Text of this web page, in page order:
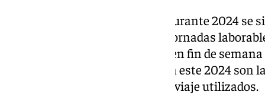
El promedio de viajeros anual durante 2024 se
frente a los 55.970 de 2023. En jornadas
usuarios por día, mientras que en fin de
que han continuado estables en este 2024 son
desplazamientos por títulos de viaje utilizados.